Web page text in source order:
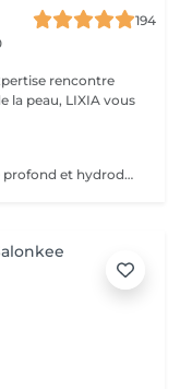
194
rencontre
Un protocole doux associant nettoyage profond et hydrodermabrasion adaptée aux peaux sensibles, réactives ou fragilisées. Il aide à éliminer les impuretés, apaiser les inconforts et renforcer l'hydratation sans agresser la peau. La peau est plus nette, apaisée et confortable, avec un teint visiblement plus uniforme.